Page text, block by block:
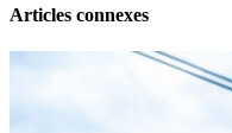
Articles connexes